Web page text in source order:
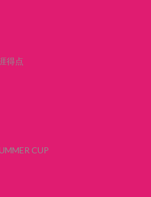
得点
CUP